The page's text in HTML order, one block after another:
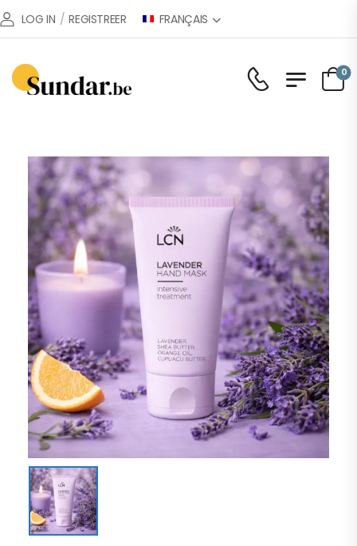
LOG IN / REGISTREER FRANÇAIS
0